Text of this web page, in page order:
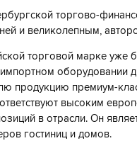
торгово-
и великолепным,
торговой марке
оборудовании
продукцию премиум-
высоким
в отрасли. Он
гостиниц и домов.